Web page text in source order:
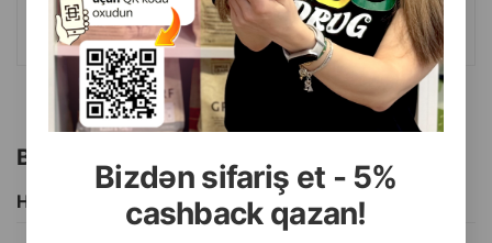
Bizdən sifariş et - 5%
cashback qazan!
ALMAQ
Bu brendin başqa məhsulları
Hamısını Gör